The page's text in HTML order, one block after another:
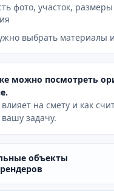
фото, участок,
выбрать материалы
можно посмотреть
на смету и как
задачу.
объекты